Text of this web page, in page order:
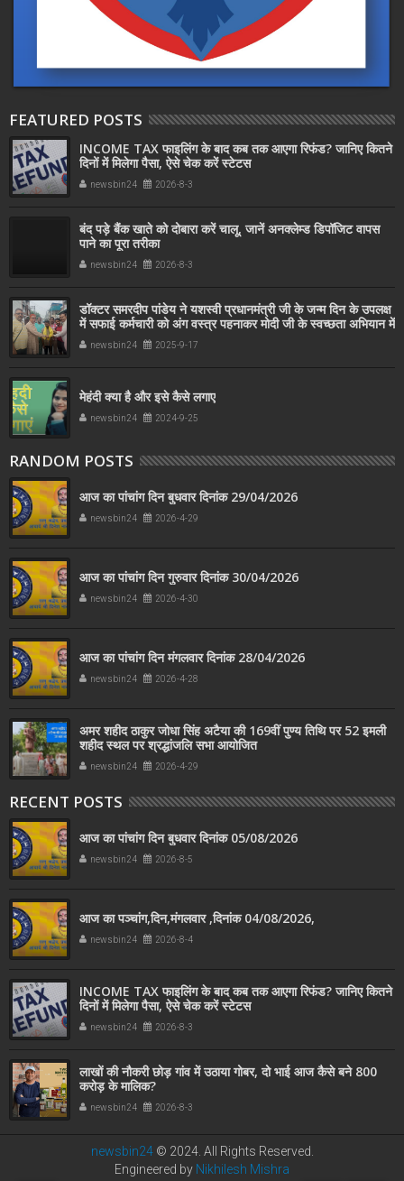
FEATURED POSTS
INCOME TAX फाइलिंग के बाद कब तक आएगा रिफंड? जानिए कितने
दिनों में मिलेगा पैसा, ऐसे चेक करें स्टेटस
newsbin24 2026-8-3
बंद पड़े बैंक खाते को दोबारा करें चालू, जानें अनक्लेम्ड डिपॉजिट वापस
पाने का पूरा तरीका
newsbin24 2026-8-3
डॉक्टर समरदीप पांडेय ने यशस्वी प्रधानमंत्री जी के जन्म दिन के उपलक्ष
में सफाई कर्मचारी को अंग वस्त्र पहनाकर मोदी जी के स्वच्छता अभियान में
सहयोग किया
newsbin24 2025-9-17
मेहंदी क्या है और इसे कैसे लगाए
newsbin24 2024-9-25
RANDOM POSTS
आज का पांचांग दिन बुधवार दिनांक 29/04/2026
newsbin24 2026-4-29
आज का पांचांग दिन गुरुवार दिनांक 30/04/2026
newsbin24 2026-4-30
आज का पांचांग दिन मंगलवार दिनांक 28/04/2026
newsbin24 2026-4-28
अमर शहीद ठाकुर जोधा सिंह अटैया की 169वीं पुण्य तिथि पर 52 इमली
शहीद स्थल पर श्रद्धांजलि सभा आयोजित
newsbin24 2026-4-29
RECENT POSTS
आज का पांचांग दिन बुधवार दिनांक 05/08/2026
newsbin24 2026-8-5
आज का पञ्चांग,दिन,मंगलवार ,दिनांक 04/08/2026,
newsbin24 2026-8-4
INCOME TAX फाइलिंग के बाद कब तक आएगा रिफंड? जानिए कितने
दिनों में मिलेगा पैसा, ऐसे चेक करें स्टेटस
newsbin24 2026-8-3
लाखों की नौकरी छोड़ गांव में उठाया गोबर, दो भाई आज कैसे बने 800
करोड़ के मालिक?
newsbin24 2026-8-3
newsbin24© 2024. All Rights Reserved.
Engineered by Nikhilesh Mishra